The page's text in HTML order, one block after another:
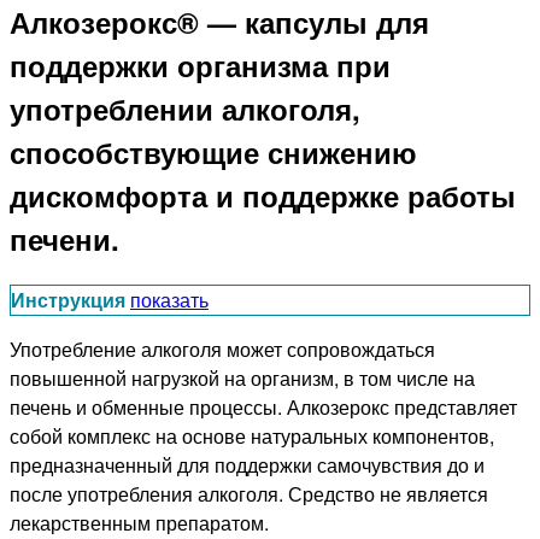
Алкозерокс® — капсулы для
поддержки организма при
употреблении алкоголя,
способствующие снижению
дискомфорта и поддержке работы
печени.
Инструкция показать
Употребление алкоголя может сопровождаться
повышенной нагрузкой на организм, в том числе на
печень и обменные процессы. Алкозерокс представляет
собой комплекс на основе натуральных компонентов,
предназначенный для поддержки самочувствия до и
после употребления алкоголя. Средство не является
лекарственным препаратом.